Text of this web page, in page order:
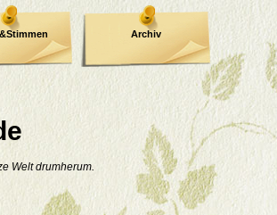
Welt drumherum.
Archiv